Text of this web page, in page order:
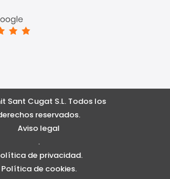
Sant Cugat S.L. Todos los
reservados.
Aviso legal
.
de privacidad.
Política de cookies.